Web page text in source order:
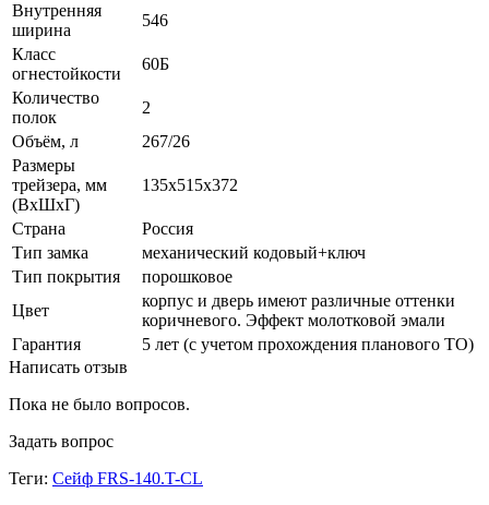
Внутренняя
ширина
546
Класс
огнестойкости
60Б
Количество
полок
2
Объём, л
267/26
Размеры
трейзера, мм
(ВхШхГ)
135х515х372
Страна
Россия
Тип замка
механический кодовый+ключ
Тип покрытия
порошковое
Цвет
корпус и дверь имеют различные оттенки
коричневого. Эффект молотковой эмали
Гарантия
5 лет (с учетом прохождения планового ТО)
Написать отзыв
Пока не было вопросов.
Задать вопрос
Теги: Сейф FRS-140.T-CL